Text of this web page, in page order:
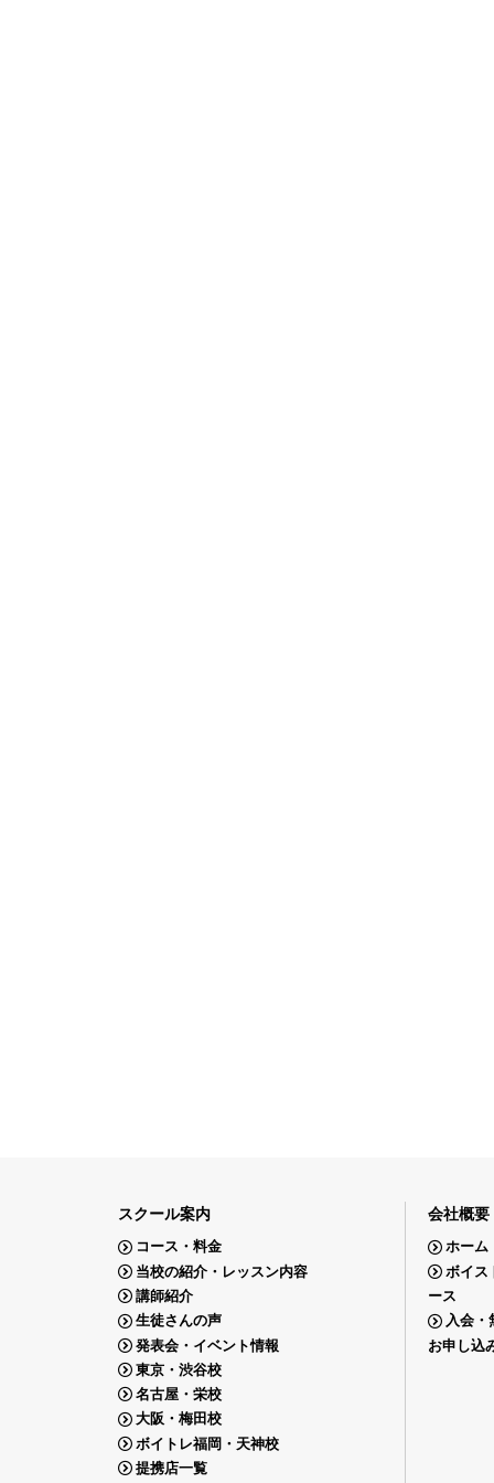
スクール案内
コース・料金
当校の紹介・レッスン内容
講師紹介
生徒さんの声
発表会・イベント情報
東京・渋谷校
名古屋・栄校
大阪・梅田校
ボイトレ福岡・天神校
提携店一覧
会社概要
ホーム
ボイス
ース
入会・
お申し込